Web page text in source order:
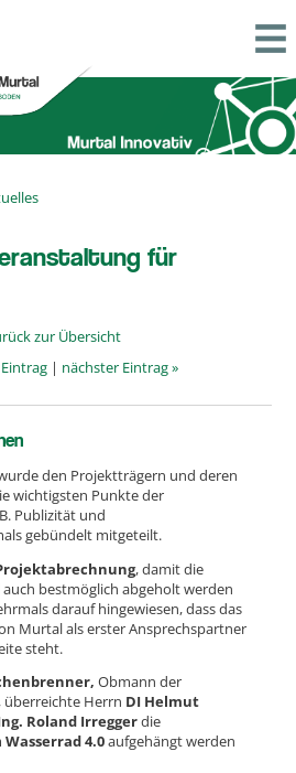
für
zur Übersicht
| nächster Eintrag »
den Projektträgern und deren
wichtigsten Punkte der
Publizität und
gebündelt mitgeteilt.
, damit die
bestmöglich abgeholt werden
darauf hingewiesen, dass das
Murtal als erster Ansprechspartner
steht.
Obmann der
Herrn DI Helmut
Roland Irreggerdie
Wasserrad 4.0aufgehängt werden